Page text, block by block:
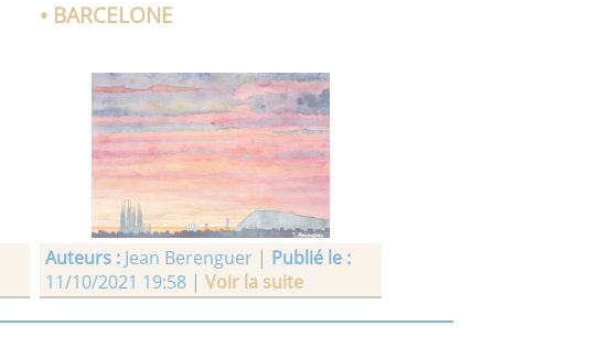
• BARCELONE
Auteurs : Jean Berenguer | Publié le :
11/10/2021 19:58 |Voir la suite